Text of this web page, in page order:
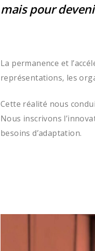
mais pour
La permanence et
représentations, les
Cette réalité nous
Nous inscrivons
besoins d’adaptation.